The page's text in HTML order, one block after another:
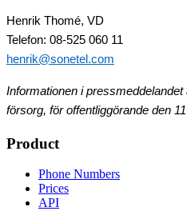
Henrik Thomé, VD
Telefon: 08-525 060 11
henrik@sonetel.com
Informationen i
försorg, för offentliggörande den
Product
Phone Numbers
Prices
API